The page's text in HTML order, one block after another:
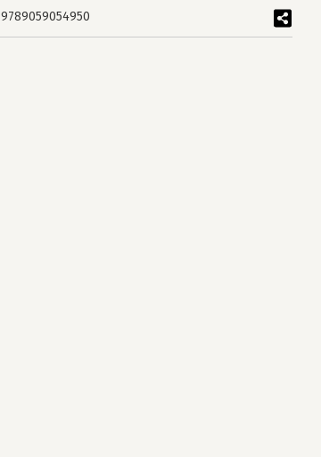
9789059054950